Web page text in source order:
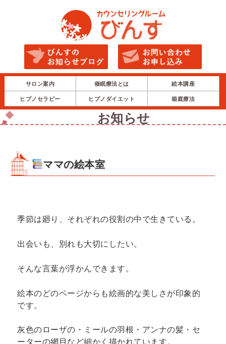
サロン案内 催眠療法とは 絵本講座
ヒプノセラピー ヒプノダイエット 箱庭療法
お知らせ
ママの絵本室
季節は廻り、それぞれの役割の中で生きている。
出会いも、別れも大切にしたい。
そんな言葉が浮かんできます。
絵本のどのページからも絵画的な美しさが印象的
です。
灰色のローザの・ミールの羽根・アンナの髪・セ
ーターの網目など細かく描かれています。